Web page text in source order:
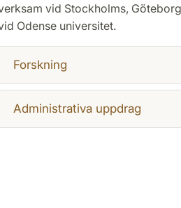
vid Stockholms,
Odense universitet.
Forskning
Administrativa uppdrag